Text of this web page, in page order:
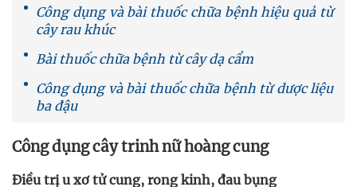
Công dụng và bài thuốc chữa bệnh hiệu quả từ
cây rau khúc
Bài thuốc chữa bệnh từ cây dạ cẩm
Công dụng và bài thuốc chữa bệnh từ dược liệu
ba đậu
Công dụng cây trinh nữ hoàng cung
Điều trị u xơ tử cung, rong kinh, đau bụng